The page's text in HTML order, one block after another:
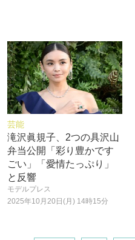
芸能
滝沢眞規子、2つの具沢山
弁当公開「彩り豊かです
ごい」「愛情たっぷり」
と反響
モデルプレス
2025年10月20日(月) 14時15分